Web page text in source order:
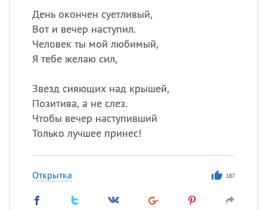
День окончен суетливый,
Вот и вечер наступил.
Человек ты мой любимый,
Я тебе желаю сил,
Звезд сияющих над крышей,
Позитива, а не слез.
Чтобы вечер наступивший
Только лучшее принес!
Открытка 187